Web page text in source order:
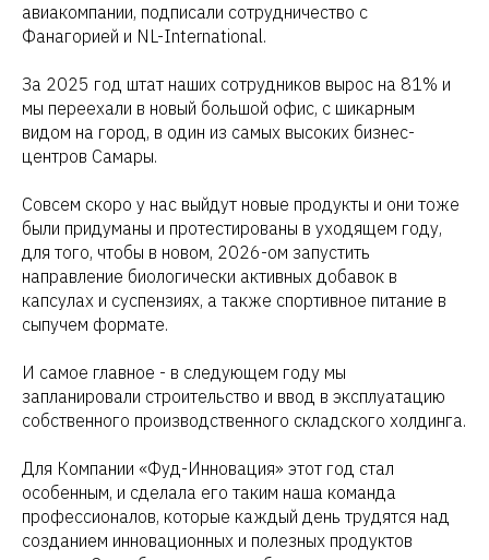
авиакомпании, подписали сотрудничество с
Фанагорией и NL-International.
За 2025 год штат наших сотрудников вырос на 81% и
мы переехали в новый большой офис, с шикарным
видом на город, в один из самых высоких бизнес-
центров Самары.
Совсем скоро у нас выйдут новые продукты и они тоже
были придуманы и протестированы в уходящем году,
для того, чтобы в новом, 2026-ом запустить
направление биологически активных добавок в
капсулах и суспензиях, а также спортивное питание в
сыпучем формате.
И самое главное - в следующем году мы
запланировали строительство и ввод в эксплуатацию
собственного производственного складского холдинга.
Для Компании «Фуд-Инновация» этот год стал
особенным, и сделала его таким наша команда
профессионалов, которые каждый день трудятся над
созданием инновационных и полезных продуктов